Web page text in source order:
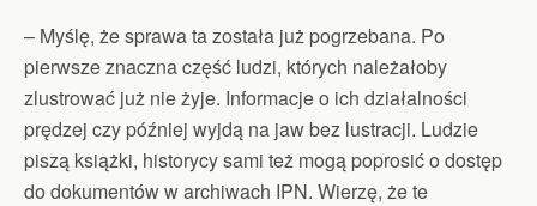
– Myślę, że sprawa ta została już pogrzebana. Po
pierwsze znaczna część ludzi, których należałoby
zlustrować już nie żyje. Informacje o ich działalności
prędzej czy później wyjdą na jaw bez lustracji. Ludzie
piszą książki, historycy sami też mogą poprosić o dostęp
do dokumentów w archiwach IPN. Wierzę, że te